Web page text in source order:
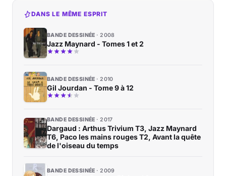
DANS LE MÊME ESPRIT
BANDE DESSINÉE 2008
Jazz Maynard - Tomes 1 et 2
BANDE DESSINÉE 2010
Gil Jourdan - Tome 9 à 12
BANDE DESSINÉE 2017
Dargaud : Arthus Trivium T3, Jazz Maynard
T6, Paco les mains rouges T2, Avant la quête
de l'oiseau du temps
BANDE DESSINÉE 2009